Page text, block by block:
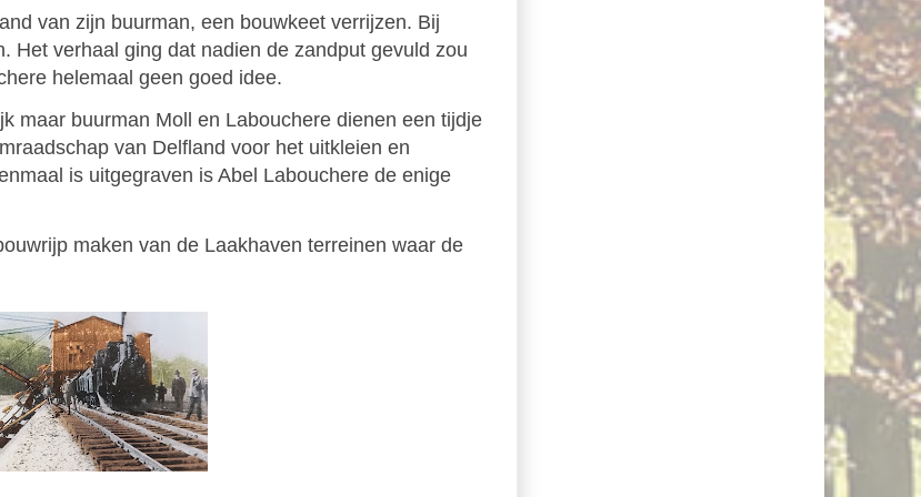
van zijn buurman, een bouwkeet verrijzen. Bij
Het verhaal ging dat nadien de zandput gevuld zou
helemaal geen goed idee.
maar buurman Moll en Labouchere dienen een tijdje
van Delfland voor het uitkleien en
is uitgegraven is Abel Labouchere de enige
maken van de Laakhaven terreinen waar de